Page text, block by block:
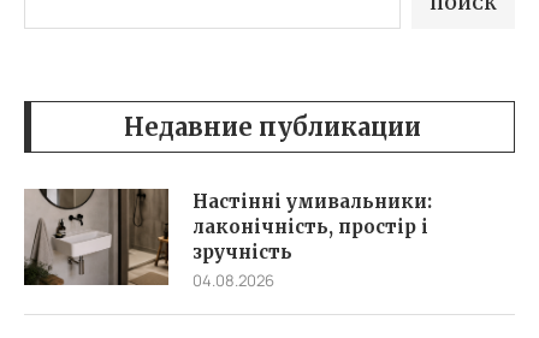
Недавние публикации
Настінні умивальники:
лаконічність, простір і
зручність
04.08.2026